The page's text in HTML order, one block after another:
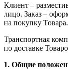
Клиент –
лицо. Заказ –
на покупку Товара.
Транспортная
по доставке
1. Общие